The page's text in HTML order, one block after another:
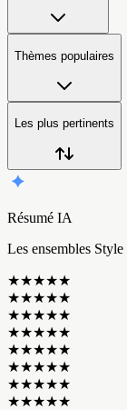
Thèmes populaires
Les plus pertinents
Résumé IA
Les ensembles Style
★★★★★
★★★★★
★★★★★
★★★★★
★★★★★
★★★★★
★★★★★
★★★★★